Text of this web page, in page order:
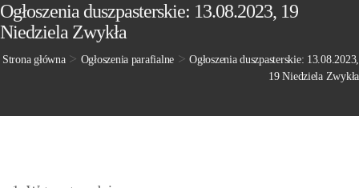
Ogłoszenia duszpasterskie: 13.08.2023, 19
Niedziela Zwykła
Strona główna> Ogłoszenia parafialne >Ogłoszenia duszpasterskie: 13.08.2023,
19 Niedziela Zwykła